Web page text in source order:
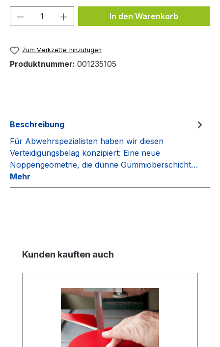
Produkt Anzahl: Gib denIn den Warenkorb
Zum Merkzettel hinzufügen
Produktnummer: 001235105
Beschreibung
Für Abwehrspezialisten haben wir diesen
Verteidigungsbelag konzipiert: Eine neue
Noppengeometrie, die dünne Gummioberschicht…
Mehr
Produktgalerie überspringen
Kunden kauften auch